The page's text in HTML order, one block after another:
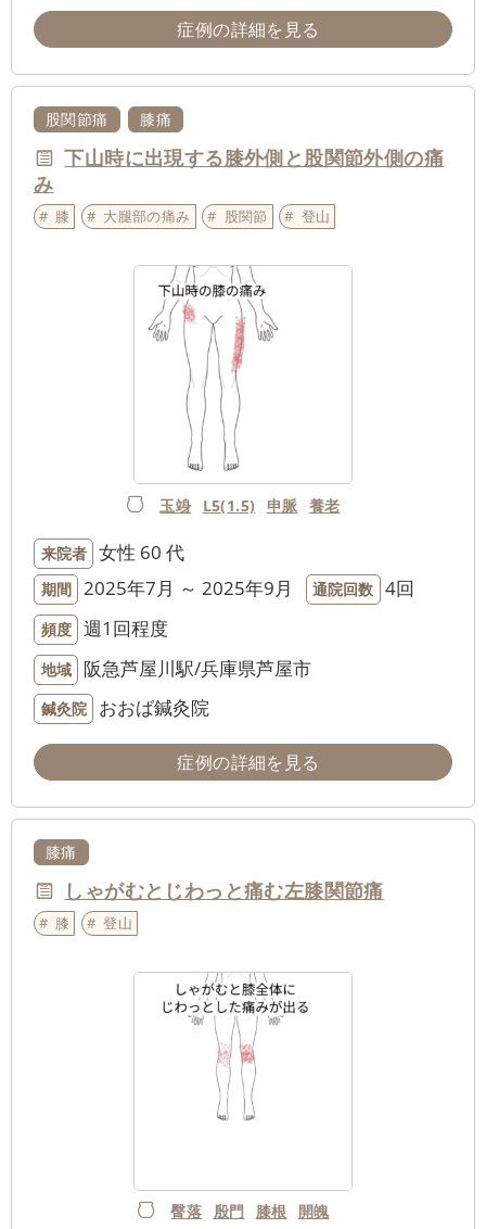
症例の詳細を見る
股関節痛 膝痛
下山時に出現する膝外側と股関節外側の痛
み
膝 大腿部の痛み 股関節 登山
玉竧 L5(1.5) 申脈 養老
来院者 女性 60 代
期間 2025年7月 ～ 2025年9月 通院回数 4回
頻度 週1回程度
地域 阪急芦屋川駅/兵庫県芦屋市
鍼灸院 おおば鍼灸院
症例の詳細を見る
膝痛
しゃがむとじわっと痛む左膝関節痛
膝 登山
臀落 殷門 膝根 開魄